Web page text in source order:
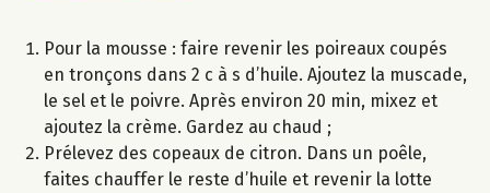
Pour la mousse : faire revenir les poireaux coupés
en tronçons dans 2 c à s d’huile. Ajoutez la muscade,
le sel et le poivre. Après environ 20 min, mixez et
ajoutez la crème. Gardez au chaud ;
Prélevez des copeaux de citron. Dans un poêle,
faites chauffer le reste d’huile et revenir la lotte